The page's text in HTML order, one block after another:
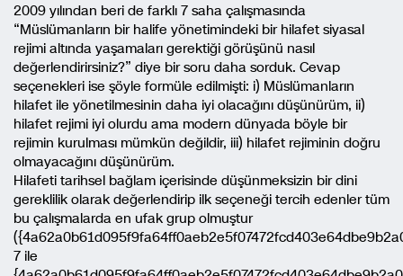
2009 yılından beri de farklı 7 saha çalışmasında
“Müslümanların bir halife yönetimindeki bir hilafet siyasal
rejimi altında yaşamaları gerektiği görüşünü nasıl
değerlendirirsiniz?” diye bir soru daha sorduk. Cevap
seçenekleri ise şöyle formüle edilmişti: i) Müslümanların
hilafet ile yönetilmesinin daha iyi olacağını düşünürüm, ii)
hilafet rejimi iyi olurdu ama modern dünyada böyle bir
rejimin kurulması mümkün değildir, iii) hilafet rejiminin doğru
olmayacağını düşünürüm.
Hilafeti tarihsel bağlam içerisinde düşünmeksizin bir dini
gereklilik olarak değerlendirip ilk seçeneği tercih edenler tüm
bu çalışmalarda en ufak grup olmuştur
7 ile